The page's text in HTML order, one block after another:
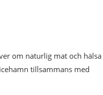
om naturlig mat och hälsa
tillsammans med